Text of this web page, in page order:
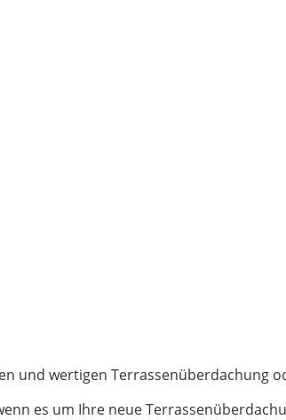
und wertigen Terrassenüberdachung
es um Ihre neue